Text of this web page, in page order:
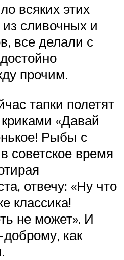
всяких этих
сливочных и
все делали с
прочим.
тапки полетят
«Давай
Рыбы с
время
отвечу: «Ну что
классика!
не может». И
как